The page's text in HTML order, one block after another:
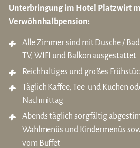
Unterbringung im Hotel Platzwirt
Verwöhnhalbpension:
Alle Zimmer sind mit Dusche /
TV, WIFI und Balkon ausgestattet
Reichhaltiges und großes
Täglich Kaffee, Tee und Kuchen
Nachmittag
Abends täglich sorgfältig
Wahlmenüs und Kindermenüs
vom Buffet